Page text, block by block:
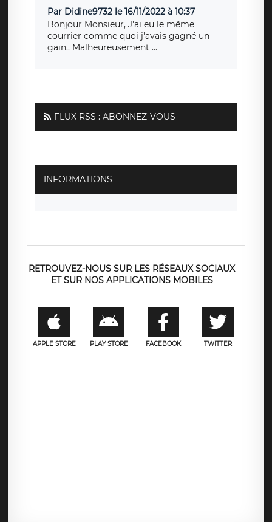
Par Didine9732 le 16/11/2022 à 10:37
Bonjour Monsieur, J'ai eu le même
courrier comme quoi j'avais gagné un
gain.. Malheureusement ...
FLUX RSS : ABONNEZ-VOUS
INFORMATIONS
RETROUVEZ-NOUS SUR LES RÉSEAUX SOCIAUX
ET SUR NOS APPLICATIONS MOBILES
APPLE STORE PLAY STORE FACEBOOK TWITTER